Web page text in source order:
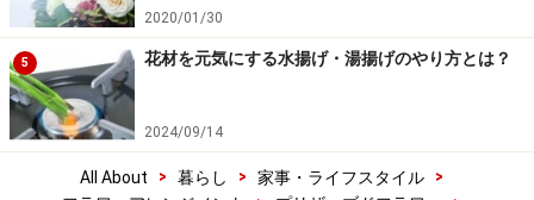
2020/01/30
5 花材を元気にする水揚げ・湯揚げのやり方とは？
2024/09/14
All About > 暮らし > 家事・ライフスタイル
>